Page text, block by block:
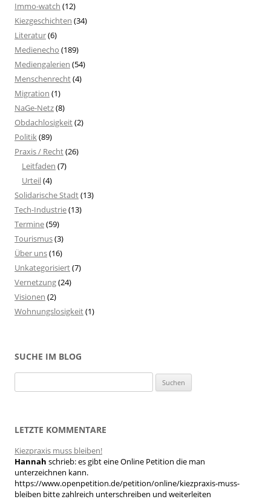
Immo-watch (12)
Kiezgeschichten (34)
Literatur(6)
Medienecho (189)
Mediengalerien (54)
Menschenrecht(4)
Migration (1)
NaGe-Netz(8)
Obdachlosigkeit(2)
Politik(89)
Praxis / Recht(26)
Leitfaden (7)
Urteil(4)
Solidarische Stadt(13)
Tech-Industrie(13)
Termine(59)
Tourismus(3)
Über uns(16)
Unkategorisiert(7)
Vernetzung(24)
Visionen (2)
Wohnungslosigkeit(1)
SUCHE IM BLOG
u
n
n
a
c
LETZTE KOMMENTARE
Kiezpraxis muss bleiben!
Hannah schrieb:es gibt eine Online Petition die man
unterzeichnen kann.
https://www.openpetition.de/petition/online/kiezpraxis-muss-
bleiben bitte zahlreich unterschreiben und weiterleiten